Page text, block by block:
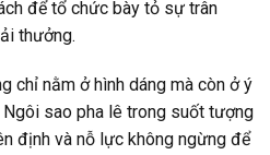
để tổ chức bày tỏ sự trân
thưởng.
chỉ nằm ở hình dáng mà còn ở ý
sao pha lê trong suốt tượng
định và nỗ lực không ngừng để